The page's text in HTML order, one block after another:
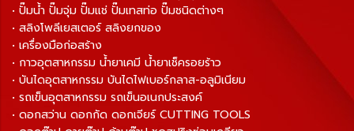
• ปั๊มน้ำ ปั๊มจุ่ม ปั๊มแช่ ปั๊มเทสท่อ ปั๊มชนิดต่างๆ
• สลิงโพลีเยสเตอร์ สลิงยกของ
• เครื่องมือก่อสร้าง
• กาวอุตสาหกรรม น้ำยาเคมี น้ำยาเช็ครอยร้าว
• บันไดอุตสาหกรรม บันไดไฟเบอร์กลาส-อลูมิเนียม
• รถเข็นอุตสาหกรรม รถเข็นอเนกประสงค์
• ดอกสว่าน ดอกกัด ดอกเจียร์ CUTTING TOOLS